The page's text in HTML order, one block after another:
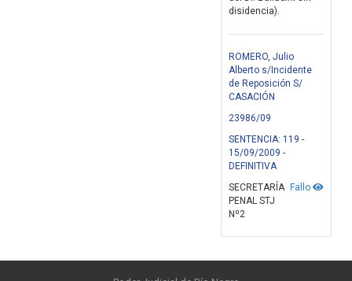
disidencia).
ROMERO, Julio
Alberto s/Incidente
de Reposición S/
CASACIÓN
23986/09
SENTENCIA: 119 -
15/09/2009 -
DEFINITIVA
Fallo
SECRETARÍA
PENAL STJ
Nº2